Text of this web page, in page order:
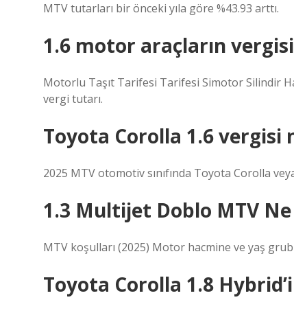
MTV tutarları bir önceki yıla göre %43.93 arttı.
1.6 motor araçların
Motorlu Taşıt Tarifesi Tarifesi Simotor Silindir
vergi tutarı.
Toyota Corolla 1.6 vergisi
2025 MTV otomotiv sınıfında Toyota Corolla
1.3 Multijet Doblo MTV
MTV koşulları (2025) Motor hacmine ve yaş
Toyota Corolla 1.8